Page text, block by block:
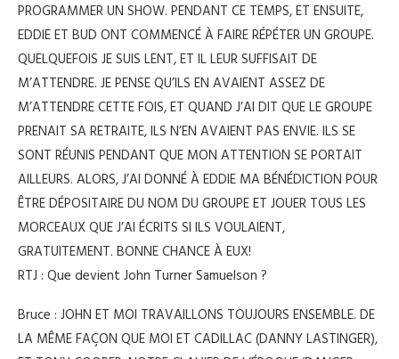
PROGRAMMER UN SHOW. PENDANT CE TEMPS, ET ENSUITE,
EDDIE ET BUD ONT COMMENCÉ À FAIRE RÉPÉTER UN GROUPE.
QUELQUEFOIS JE SUIS LENT, ET IL LEUR SUFFISAIT DE
M’ATTENDRE. JE PENSE QU’ILS EN AVAIENT ASSEZ DE
M’ATTENDRE CETTE FOIS, ET QUAND J’AI DIT QUE LE GROUPE
PRENAIT SA RETRAITE, ILS N’EN AVAIENT PAS ENVIE. ILS SE
SONT RÉUNIS PENDANT QUE MON ATTENTION SE PORTAIT
AILLEURS. ALORS, J’AI DONNÉ À EDDIE MA BÉNÉDICTION POUR
ÊTRE DÉPOSITAIRE DU NOM DU GROUPE ET JOUER TOUS LES
MORCEAUX QUE J’AI ÉCRITS SI ILS VOULAIENT,
GRATUITEMENT. BONNE CHANCE À EUX!
RTJ : Que devient John Turner Samuelson ?
Bruce : JOHN ET MOI TRAVAILLONS TOUJOURS ENSEMBLE. DE
LA MÊME FAÇON QUE MOI ET CADILLAC (DANNY LASTINGER),